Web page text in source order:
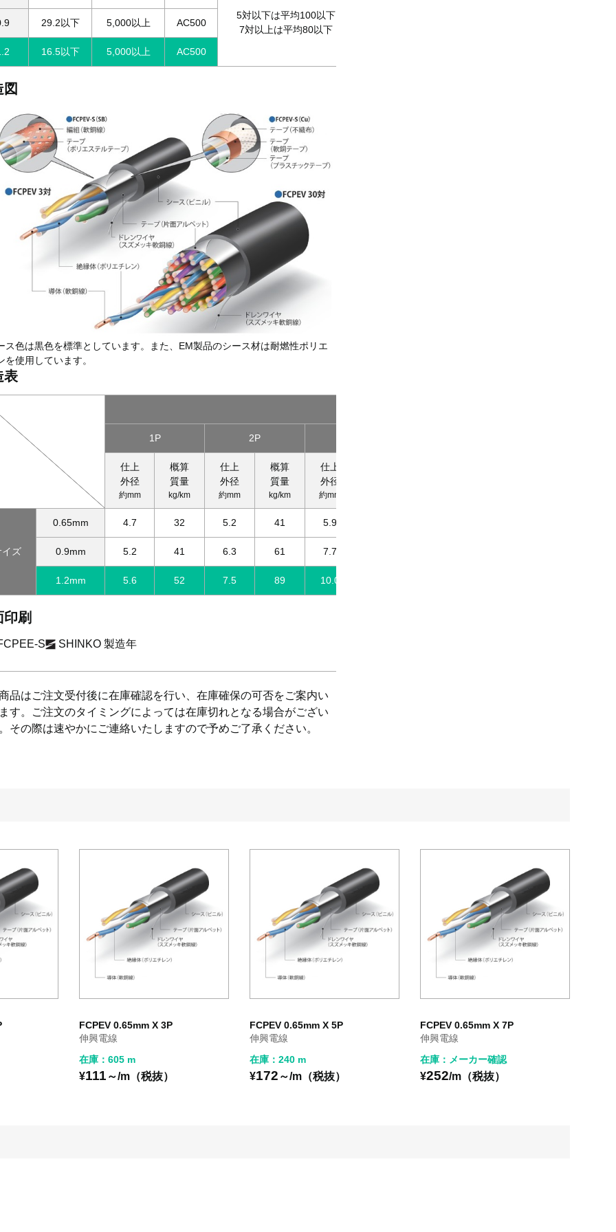
5対以下は平均100以下
7対以上は平均80以下
29.2以下 5,000以上 AC500
16.5以下 5,000以上 AC500
図
色は黒色を標準としています。また、EM製品のシース材は耐燃性ポリエ
を使用しています。
表
1P 2P
仕上
外径
約mm
概算
質量
kg/km
仕上
外径
約mm
概算
質量
kg/km
仕上
外径
約mm
イズ
0.65mm 4.7 32 5.2 41 5.9
0.9mm 5.2 41 6.3 61 7.7
1.2mm 5.6 52 7.5 89 10.0
印刷
S SHINKO 製造年
品はご注文受付後に在庫確認を行い、在庫確保の可否をご案内い
す。ご注文のタイミングによっては在庫切れとなる場合がござい
その際は速やかにご連絡いたしますので予めご了承ください。
FCPEV 0.65mm X 3P
伸興電線
在庫：605 m
¥111 ～/m（税抜）
FCPEV 0.65mm X 5P
伸興電線
在庫：240 m
¥172 ～/m（税抜）
FCPEV 0.65mm X 7P
伸興電線
在庫：メーカー確認
¥252/m（税抜）